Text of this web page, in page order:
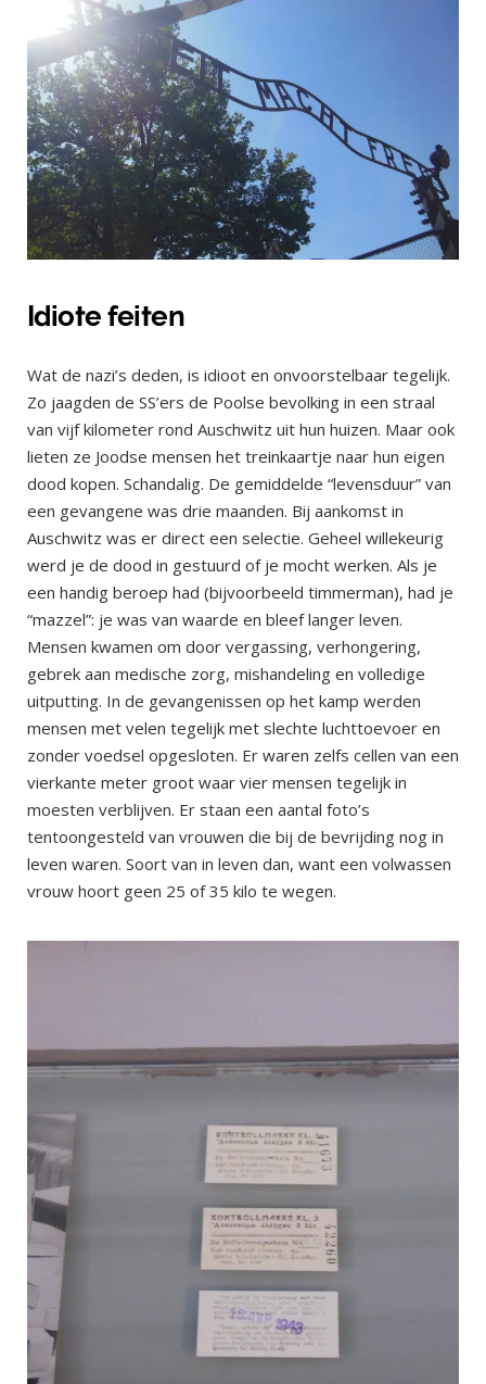
Idiote feiten
Wat de nazi’s deden, is idioot en onvoorstelbaar tegelijk.
Zo jaagden de SS’ers de Poolse bevolking in een straal
van vijf kilometer rond Auschwitz uit hun huizen. Maar ook
lieten ze Joodse mensen het treinkaartje naar hun eigen
dood kopen. Schandalig. De gemiddelde “levensduur” van
een gevangene was drie maanden. Bij aankomst in
Auschwitz was er direct een selectie. Geheel willekeurig
werd je de dood in gestuurd of je mocht werken. Als je
een handig beroep had (bijvoorbeeld timmerman), had je
“mazzel”: je was van waarde en bleef langer leven.
Mensen kwamen om door vergassing, verhongering,
gebrek aan medische zorg, mishandeling en volledige
uitputting. In de gevangenissen op het kamp werden
mensen met velen tegelijk met slechte luchttoevoer en
zonder voedsel opgesloten. Er waren zelfs cellen van een
vierkante meter groot waar vier mensen tegelijk in
moesten verblijven. Er staan een aantal foto’s
tentoongesteld van vrouwen die bij de bevrijding nog in
leven waren. Soort van in leven dan, want een volwassen
vrouw hoort geen 25 of 35 kilo te wegen.